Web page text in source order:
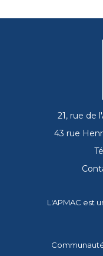
21, rue de
43 rue
L'APMAC est